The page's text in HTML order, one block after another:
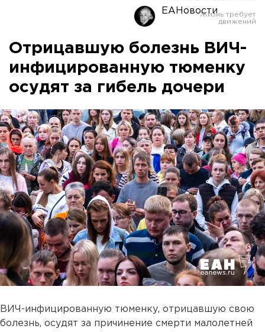
ЕАНовости
Отрицавшую болезнь ВИЧ-
инфицированную тюменку
осудят за гибель дочери
ВИЧ-инфицированную тюменку, отрицавшую свою
болезнь, осудят за причинение смерти малолетней